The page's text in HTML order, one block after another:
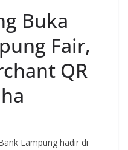
Buka
Fair,
QR
Lampung hadir di